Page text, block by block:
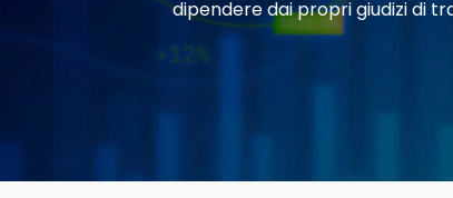
dipendere dai propri giudizi di